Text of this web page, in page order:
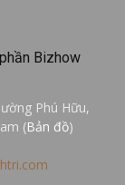
Bizhow
Phú Hữu,
(Bản đồ)